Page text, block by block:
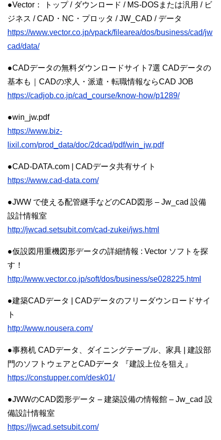
●Vector： トップ / ダウンロード / MS-DOSまたは汎用 / ビ
ジネス / CAD・NC・プロッタ / JW_CAD / データ
https://www.vector.co.jp/vpack/filearea/dos/business/cad/jw
cad/data/
●CADデータの無料ダウンロードサイト7選 CADデータの
基本も｜CADの求人・派遣・転職情報ならCAD JOB
https://cadjob.co.jp/cad_course/know-how/p1289/
●win_jw.pdf
https://www.biz-
lixil.com/prod_data/doc/2dcad/pdf/win_jw.pdf
●CAD-DATA.com | CADデータ共有サイト
https://www.cad-data.com/
●JWW で使える配管継手などのCAD図形 – Jw_cad 設備
設計情報室
http://jwcad.setsubit.com/cad-zukei/jws.html
●仮設図用重機図形データの詳細情報 : Vector ソフトを探
す！
http://www.vector.co.jp/soft/dos/business/se028225.html
●建築CADデータ | CADデータのフリーダウンロードサイ
ト
http://www.nousera.com/
●事務机 CADデータ、ダイニングテーブル、家具 | 建設部
門のソフトウェアとCADデータ 『建設上位を狙え』
https://constupper.com/desk01/
●JWWのCAD図形データ – 建築設備の情報館 – Jw_cad 設
備設計情報室
https://jwcad.setsubit.com/